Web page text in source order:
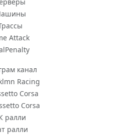
Attack
канал
Racing
Corsa
Corsa
ралли
ралли